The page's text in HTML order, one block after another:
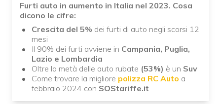
Furti auto in aumento in Italia nel 2023. Cosa
dicono le cifre:
Crescita del 5% dei furti di auto negli scorsi 12
mesi
Il 90% dei furti avviene in Campania, Puglia,
Lazio e Lombardia
Oltre la metà delle auto rubate (53%) è un Suv
Come trovare la migliore polizza RC Auto a
febbraio 2024 con SOStariffe.it